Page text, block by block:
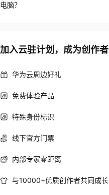
电脑？
加入云驻计划，成为创作者
华为云周边好礼
免费体验产品
特殊身份标识
线下官方门票
内部专家零距离
与10000+优质创作者共同成长